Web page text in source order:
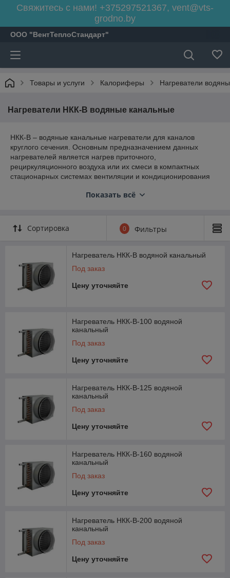
Свяжитесь с нами! +375297521367, vent@vts-
grodno.by
ООО "ВентТеплоСтандарт"
Товары и услуги Калориферы Нагреватели
Нагреватели НКК-В водяные канальные
НКК-В – водяные канальные нагреватели для каналов
круглого сечения. Основным предназначением данных
нагревателей является нагрев приточного,
рециркуляционного воздуха или их смеси в компактных
стационарных системах вентиляции и кондиционирования
жилых, общественных).Показать всё
Сортировка 0 Фильтры
Нагреватель НКК-В водяной канальный
Под заказ
Цену уточняйте
Нагреватель НКК-В-100 водяной
канальный
Под заказ
Цену уточняйте
Нагреватель НКК-В-125 водяной
канальный
Под заказ
Цену уточняйте
Нагреватель НКК-В-160 водяной
канальный
Под заказ
Цену уточняйте
Нагреватель НКК-В-200 водяной
канальный
Под заказ
Цену уточняйте